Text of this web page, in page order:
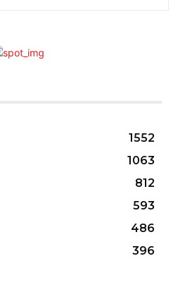
1552
1063
812
593
486
396